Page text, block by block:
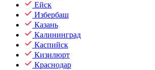
Ейск
Избербаш
Казань
Калининград
Каспийск
Кизилюрт
Краснодар